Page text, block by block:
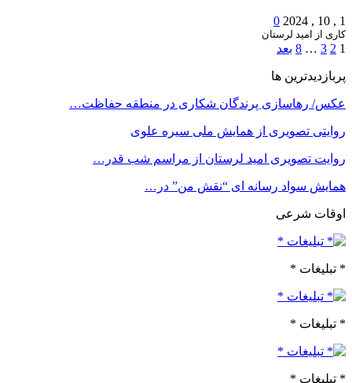
1 , 10 , 2024
0
کاری از امید لرستان
1
2
3
…
8 بعد
پربازدیدترین ها
عکس/ رهاسازی پرندگان شکاری در منطقه حفاظت…
روایتی تصویری از همایش ملی سیره علوی
روایت تصویری امید لرستان از مراسم شب قدر…
همایش سواد رسانه ای “نقش من” در…
اوقات شرعی
* تبلیغات *
* تبلیغات *
* تبلیغات *